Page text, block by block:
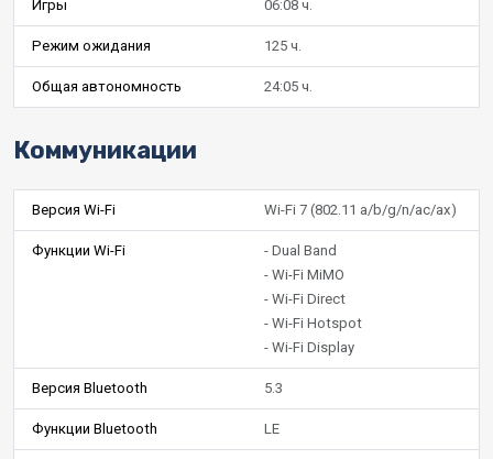
Игры 06:08 ч.
Режим ожидания 125 ч.
Общая автономность 24:05 ч.
Коммуникации
Версия Wi-Fi Wi-Fi 7 (802.11 a/b/g/n/ac/ax)
Функции Wi-Fi
- Dual Band
- Wi-Fi MiMO
- Wi-Fi Direct
- Wi-Fi Hotspot
- Wi-Fi Display
Версия Bluetooth 5.3
Функции Bluetooth LE